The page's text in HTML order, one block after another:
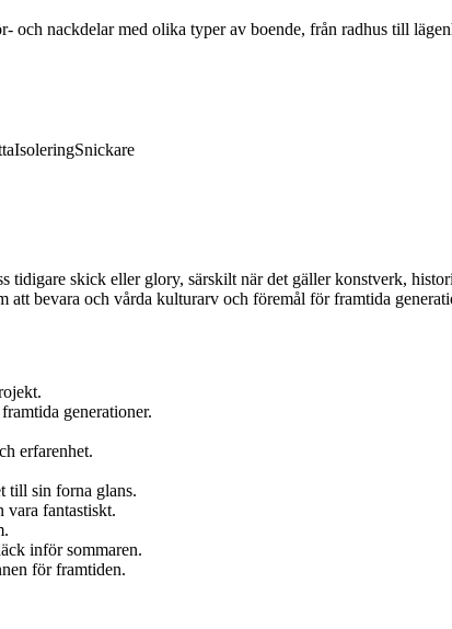
och nackdelar med olika typer av boende, från radhus till
IsoleringSnickare
tidigare skick eller glory, särskilt när det gäller konstverk,
bevara och vårda kulturarv och föremål för framtida
generationer.
erfarenhet.
till sin forna glans.
vara fantastiskt.
inför sommaren.
för framtiden.